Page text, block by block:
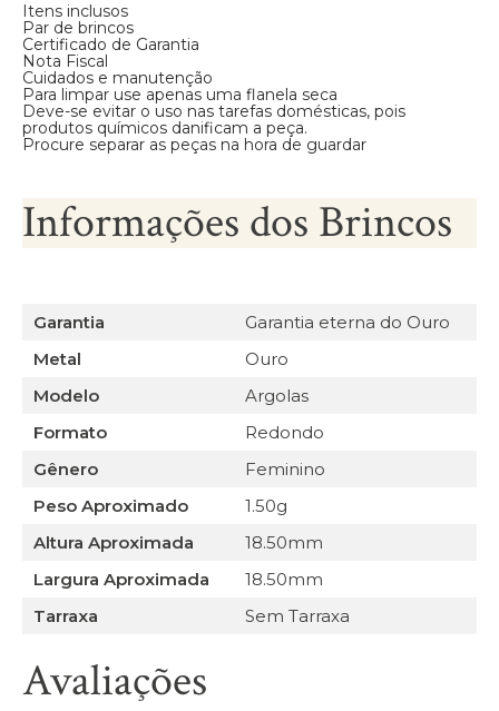
Itens inclusos
Par de brincos
Certificado de Garantia
Nota Fiscal
Cuidados e manutenção
Para limpar use apenas uma flanela seca
Deve-se evitar o uso nas tarefas domésticas, pois
produtos químicos danificam a peça.
Procure separar as peças na hora de guardar
Informações dos Brincos
Garantia
Garantia eterna do Ouro
Metal
Ouro
Modelo
Argolas
Formato
Redondo
Gênero
Feminino
Peso Aproximado
1.50g
Altura Aproximada
18.50mm
Largura Aproximada
18.50mm
Tarraxa
Sem Tarraxa
Avaliações